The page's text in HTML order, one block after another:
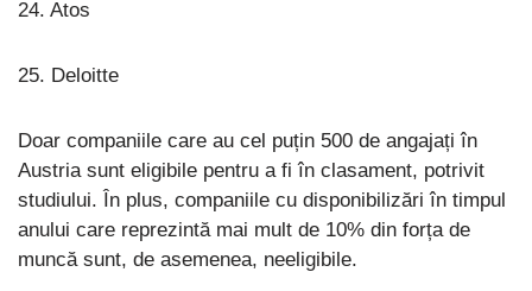
24. Atos
25. Deloitte
Doar companiile care au cel puțin 500 de angajați în
Austria sunt eligibile pentru a fi în clasament, potrivit
studiului. În plus, companiile cu disponibilizări în timpul
anului care reprezintă mai mult de 10% din forța de
muncă sunt, de asemenea, neeligibile.